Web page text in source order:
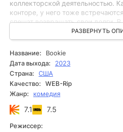
коллекторской деятельностью.
конторе, у него тоже
спешат возвращать свои долги.
всегда обращается за
другу Рэю. Сериал Букмекер
популярных хитов, таких как Два
РАЗВЕРНУТЬ
Название:
Bookie
Дата выхода:
2023
Страна:
США
Качество:
WEB-Rip
Жанр:
комедия
7.1 7.5
Режиссер: